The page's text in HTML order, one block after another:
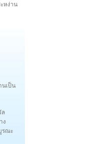
หง่าน
นเป็น
ล
ง
รณะ